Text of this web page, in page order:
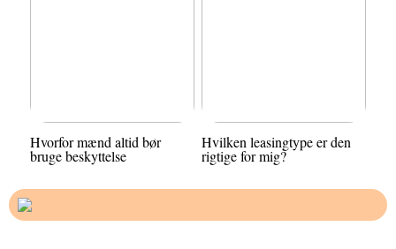
Hvorfor mænd altid bør
bruge beskyttelse
Hvilken leasingtype er den
rigtige for mig?